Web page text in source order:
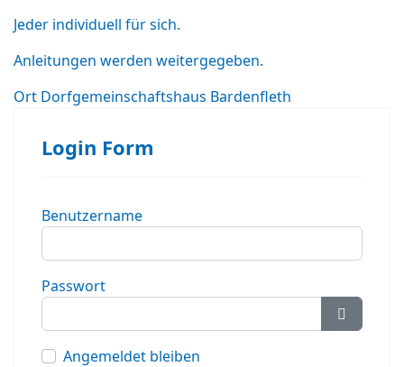
Jeder individuell für sich.
Anleitungen werden weitergegeben.
Ort Dorfgemeinschaftshaus Bardenfleth
Login Form
Benutzername
Passwort
Angemeldet bleiben